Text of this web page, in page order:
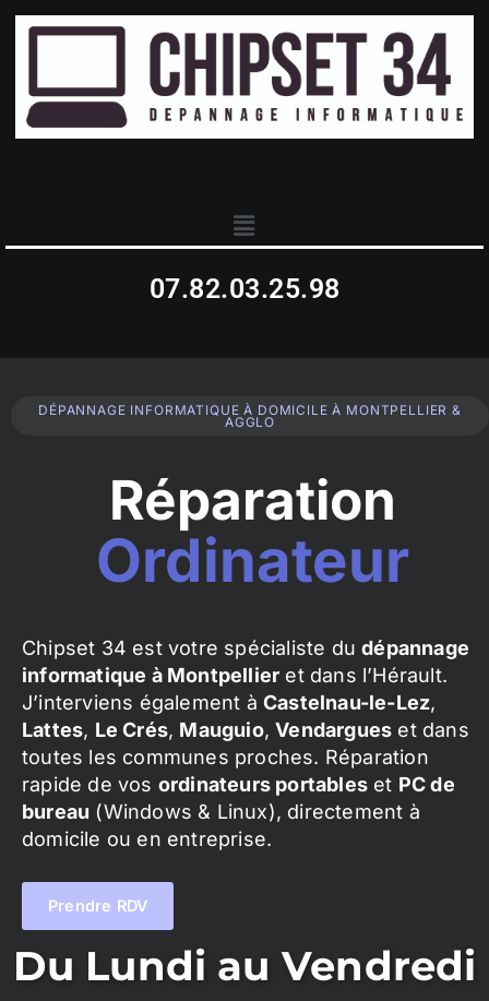
07.82.03.25.98
DÉPANNAGE INFORMATIQUE À DOMICILE À MONTPELLIER &
AGGLO
Réparation
Ordinateur
Chipset 34 est votre spécialiste dudépannage
informatique à Montpellier et dans l’Hérault.
J’interviens également à Castelnau-le-Lez,
Lattes, Le Crés, Mauguio,Vendargues et dans
toutes les communes proches. Réparation
rapide de vos ordinateurs portables et PC de
bureau (Windows & Linux), directement à
domicile ou en entreprise.
Prendre RDV
Du Lundi au Vendredi